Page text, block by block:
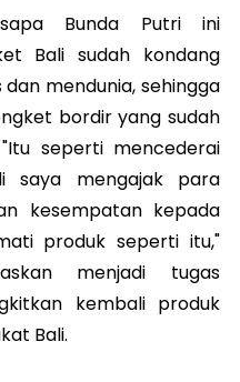
Bunda Putri ini
Bali sudah kondang
mendunia, sehingga
bordir yang sudah
seperti mencederai
saya mengajak para
kesempatan kepada
produk seperti itu,"
menjadi tugas
kembali produk
Bali.